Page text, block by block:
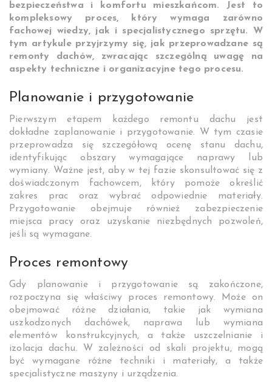
bezpieczeństwa i komfortu mieszkańcom. Jest to
kompleksowy proces, który wymaga zarówno
fachowej wiedzy, jak i specjalistycznego sprzętu. W
tym artykule przyjrzymy się, jak przeprowadzane są
remonty dachów, zwracając szczególną uwagę na
aspekty techniczne i organizacyjne tego procesu.
Planowanie i przygotowanie
Pierwszym etapem każdego remontu dachu jest
dokładne zaplanowanie i przygotowanie. W tym czasie
przeprowadza się szczegółową ocenę stanu dachu,
identyfikując obszary wymagające naprawy lub
wymiany. Ważne jest, aby w tej fazie skonsultować się z
doświadczonym fachowcem, który pomoże określić
zakres prac oraz wybrać odpowiednie materiały.
Przygotowanie obejmuje również zabezpieczenie
miejsca pracy oraz uzyskanie niezbędnych pozwoleń,
jeśli są wymagane.
Proces remontowy
Gdy planowanie i przygotowanie są zakończone,
rozpoczyna się właściwy proces remontowy. Może on
obejmować różne działania, takie jak wymiana
uszkodzonych dachówek, naprawa lub wymiana
elementów konstrukcyjnych, a także uszczelnianie i
izolacja dachu. W zależności od skali projektu, mogą
być wymagane różne techniki i materiały, a także
specjalistyczne maszyny i urządzenia.